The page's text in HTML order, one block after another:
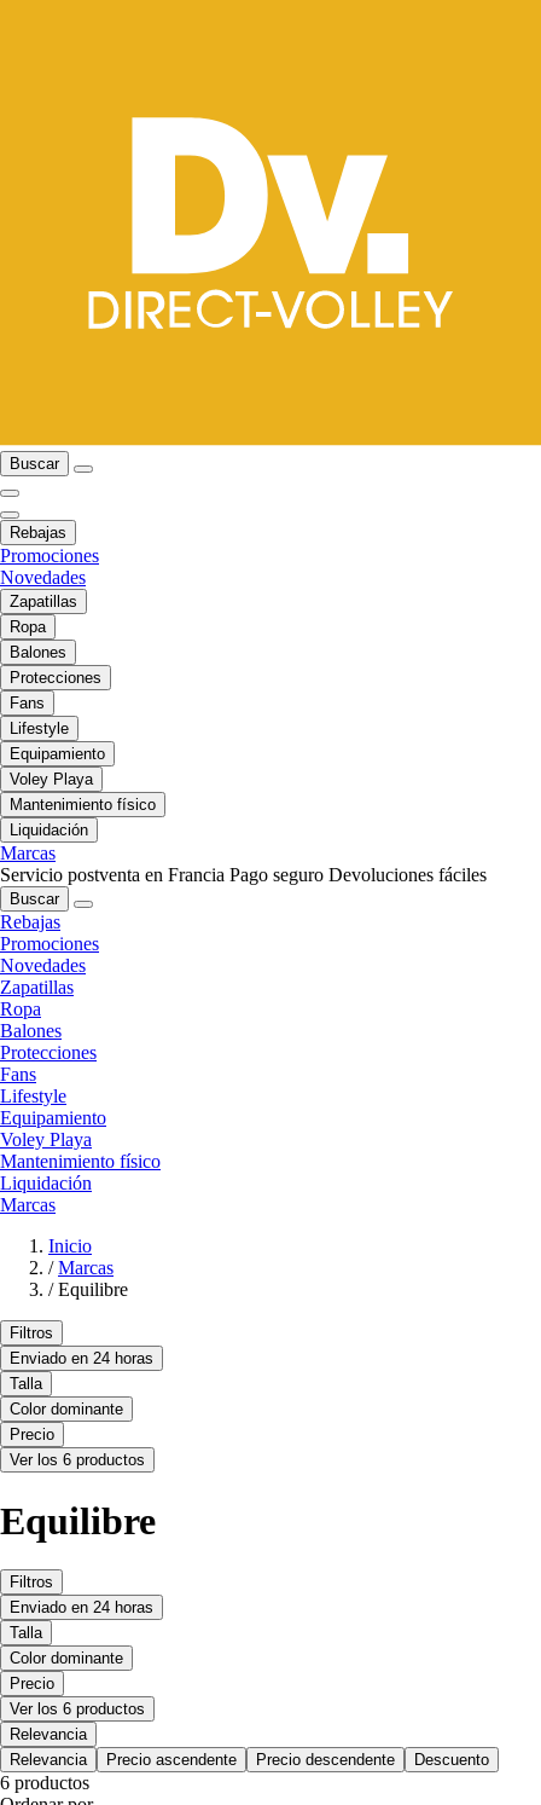
Buscar
Rebajas
Promociones
Novedades
Zapatillas
Ropa
Balones
Protecciones
Fans
Lifestyle
Equipamiento
Voley Playa
Mantenimiento físico
Liquidación
Marcas
Servicio postventa en Francia Pago seguro Devoluciones fáciles
Buscar
Rebajas
Promociones
Novedades
Zapatillas
Ropa
Balones
Protecciones
Fans
Lifestyle
Equipamiento
Voley Playa
Mantenimiento físico
Liquidación
Marcas
Inicio
/ Marcas
/ Equilibre
Filtros
Enviado en 24 horas
Talla
Color dominante
Precio
Ver los 6 productos
Equilibre
Filtros
Enviado en 24 horas
Talla
Color dominante
Precio
Ver los 6 productos
Relevancia
Relevancia
Precio ascendente Precio descendente Descuento
6 productos